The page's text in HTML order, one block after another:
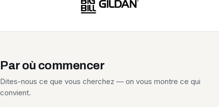
Par où commencer
Dites-nous ce que vous cherchez — on vous montre ce qui
convient.